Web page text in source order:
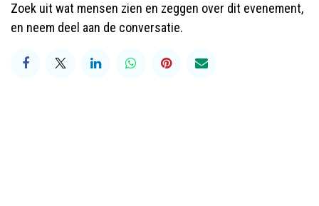
Zoek uit wat mensen zien en zeggen over dit evenement,
en neem deel aan de conversatie.